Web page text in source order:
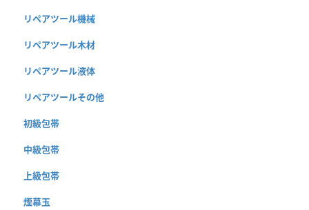
リペアツール機械
リペアツール木材
リペアツール液体
リペアツールその他
初級包帯
中級包帯
上級包帯
煙幕玉